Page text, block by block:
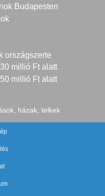
Budapesten
országszerte
millió Ft alatt
millió Ft alatt
házak, telkek